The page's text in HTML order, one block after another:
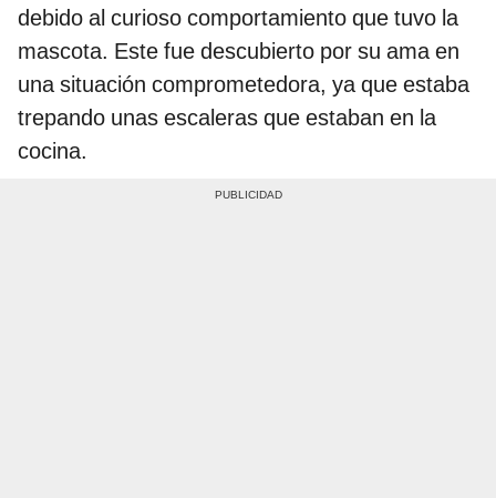
debido al curioso comportamiento que tuvo la
mascota. Este fue descubierto por su ama en
una situación comprometedora, ya que estaba
trepando unas escaleras que estaban en la
cocina.